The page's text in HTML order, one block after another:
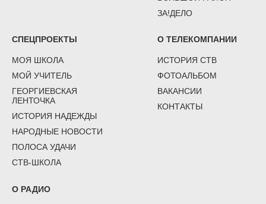
ЗА!ДЕЛО
СПЕЦПРОЕКТЫ
МОЯ ШКОЛА
МОЙ УЧИТЕЛЬ
ГЕОРГИЕВСКАЯ
ЛЕНТОЧКА
ИСТОРИЯ НАДЕЖДЫ
НАРОДНЫЕ НОВОСТИ
ПОЛОСА УДАЧИ
СТВ-ШКОЛА
О ТЕЛЕКОМПАНИИ
ИСТОРИЯ СТВ
ФОТОАЛЬБОМ
ВАКАНСИИ
КОНТАКТЫ
О РАДИО